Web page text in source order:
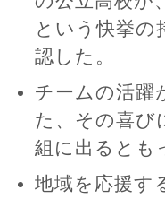
という快挙の
認した。
チームの活躍
た、その喜び
組に出るとも
地域を応援す